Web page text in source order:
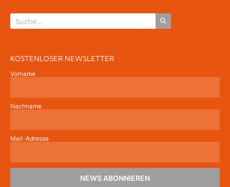
KOSTENLOSER NEWSLETTER
Vorname
Nachname
Mail-Adresse
NEWS ABONNIEREN